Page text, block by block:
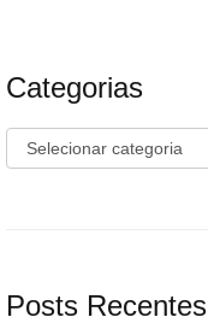
Categorias
Categorias
Posts Recentes